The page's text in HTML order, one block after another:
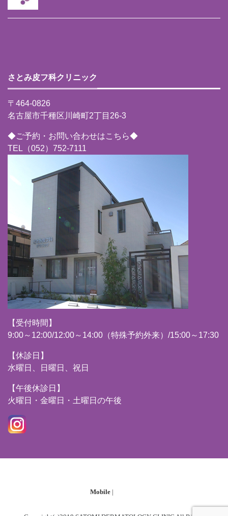
さとみ皮フ科クリニック
〒464-0826
名古屋市千種区川崎町2丁目26-3
◆ご予約・お問い合わせはこちら◆
TEL（052）752-7111
【受付時間】
9:00～12:00/12:00～14:00（特殊予約外来）/15:00～17:30
【休診日】
水曜日、日曜日、祝日
【午後休診日】
火曜日・金曜日・土曜日の午後
Mobile |